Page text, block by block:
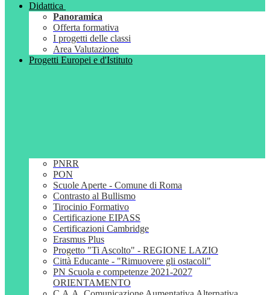
Didattica
Panoramica
Offerta formativa
I progetti delle classi
Area Valutazione
Progetti Europei e d'Istituto
PNRR
PON
Scuole Aperte - Comune di Roma
Contrasto al Bullismo
Tirocinio Formativo
Certificazione EIPASS
Certificazioni Cambridge
Erasmus Plus
Progetto "Ti Ascolto" - REGIONE LAZIO
Città Educante - "Rimuovere gli ostacoli"
PN Scuola e competenze 2021-2027
ORIENTAMENTO